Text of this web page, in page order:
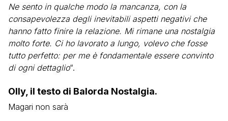
Ne sento in qualche modo la mancanza, con la
consapevolezza degli inevitabili aspetti negativi che
hanno fatto finire la relazione. Mi rimane una nostalgia
molto forte. Ci ho lavorato a lungo, volevo che fosse
tutto perfetto: per me è fondamentale essere convinto
di ogni dettaglio“.
Olly, il testo di Balorda Nostalgia.
Magari non sarà